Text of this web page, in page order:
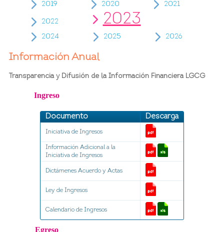
2019
2020 2021
2022 2023
2024 2025 2026
Información Anual
Transparencia y Difusión de la Información Financiera LGCG
Ingreso
Documento Descarga
Iniciativa de Ingresos
Información Adicional a la
Iniciativa de Ingresos
Dictámenes Acuerdo y Actas
Ley de Ingresos
Calendario de Ingresos
Egreso